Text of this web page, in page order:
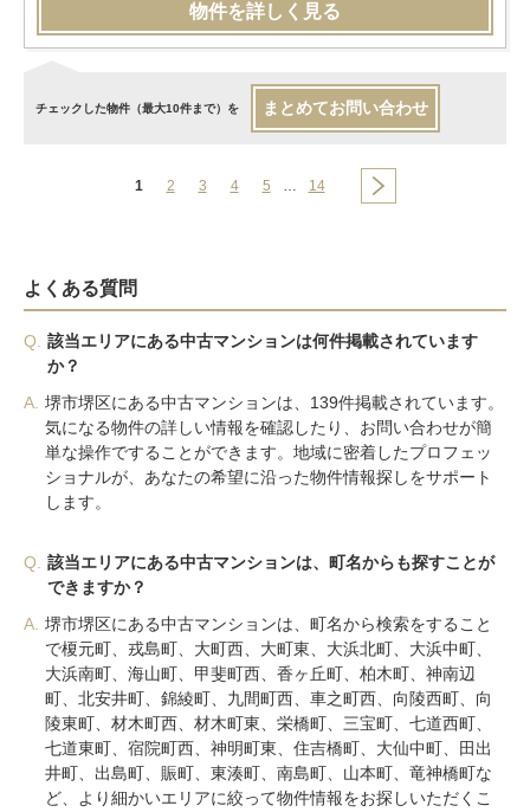
物件を詳しく見る
チェックした物件（最大10件まで）を まとめてお問い合わせ
1 2 3 4 5 … 14
よくある質問
Q.
該当エリアにある中古マンションは何件掲載されています
か？
A. 堺市堺区にある中古マンションは、139件掲載されています。
気になる物件の詳しい情報を確認したり、お問い合わせが簡
単な操作ですることができます。地域に密着したプロフェッ
ショナルが、あなたの希望に沿った物件情報探しをサポート
します。
Q.
該当エリアにある中古マンションは、町名からも探すことが
できますか？
A. 堺市堺区にある中古マンションは、町名から検索をすること
で榎元町、戎島町、大町西、大町東、大浜北町、大浜中町、
大浜南町、海山町、甲斐町西、香ヶ丘町、柏木町、神南辺
町、北安井町、錦綾町、九間町西、車之町西、向陵西町、向
陵東町、材木町西、材木町東、栄橋町、三宝町、七道西町、
七道東町、宿院町西、神明町東、住吉橋町、大仙中町、田出
井町、出島町、賑町、東湊町、南島町、山本町、竜神橋町な
ど、より細かいエリアに絞って物件情報をお探しいただくこ